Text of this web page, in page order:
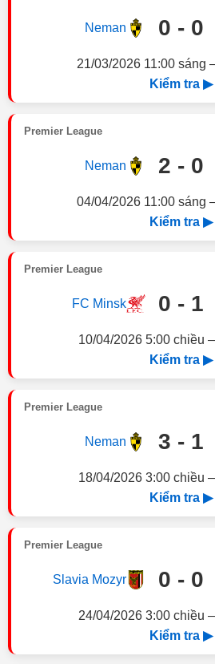
Neman 0 - 0
21/03/2026 11:00 sáng
Kiểm tra ▶
Premier League
Neman 2 - 0
04/04/2026 11:00 sáng
Kiểm tra ▶
Premier League
FC Minsk 0 - 1
10/04/2026 5:00 chiều
Kiểm tra ▶
Premier League
Neman 3 - 1
18/04/2026 3:00 chiều
Kiểm tra ▶
Premier League
Slavia Mozyr 0 - 0
24/04/2026 3:00 chiều
Kiểm tra ▶